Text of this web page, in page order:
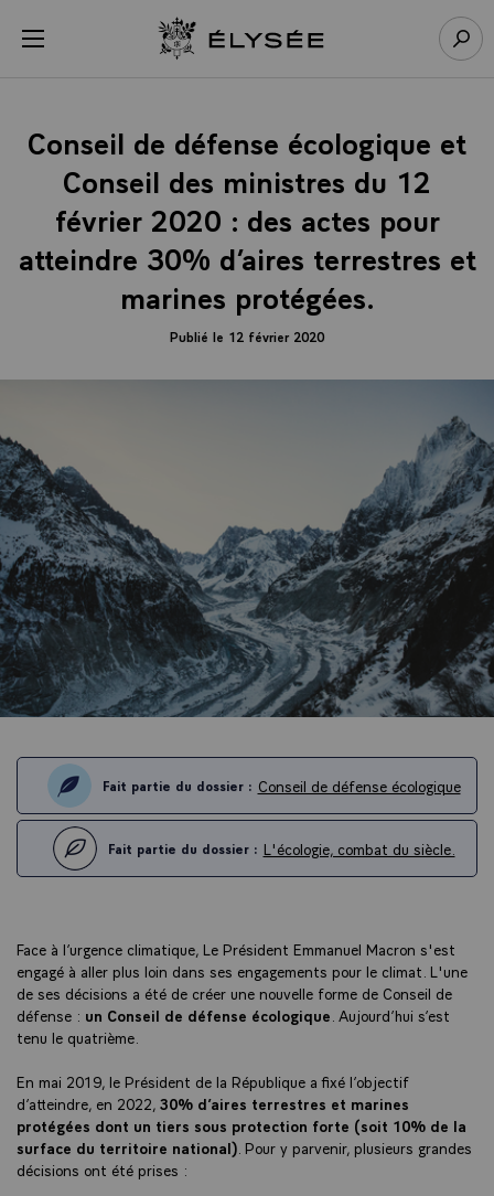
menu Retour à l’accueil Élysée
Conseil de défense écologique et
Conseil des ministres du 12
février 2020 : des actes pour
atteindre 30% d’aires terrestres et
marines protégées.
Publié le 12 février 2020
Fait partie du dossier : Conseil de défense écologique
Fait partie du dossier : L'écologie, combat du siècle.
Face à l’urgence climatique, Le Président Emmanuel Macron s'est
engagé à aller plus loin dans ses engagements pour le climat. L'une
de ses décisions a été de créer une nouvelle forme de Conseil de
défense : un Conseil de défense écologique . Aujourd’hui s’est
tenu le quatrième.
En mai 2019, le Président de la République a fixé l’objectif
d’atteindre, en 2022, 30% d’aires terrestres et marines
protégées dont un tiers sous protection forte (soit 10% de la
surface du territoire national) . Pour y parvenir, plusieurs grandes
décisions ont été prises :
Panneau de gestion des cookies